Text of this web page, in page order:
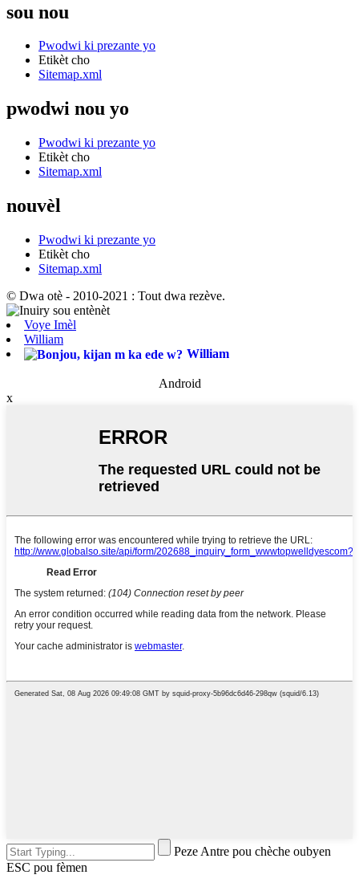
sou nou
Pwodwi ki prezante yo
Etikèt cho
Sitemap.xml
pwodwi nou yo
Pwodwi ki prezante yo
Etikèt cho
Sitemap.xml
nouvèl
Pwodwi ki prezante yo
Etikèt cho
Sitemap.xml
© Dwa otè - 2010-2021 : Tout dwa rezève.
Voye Imèl
William
William
Android
x
Peze Antre pou chèche oubyen
ESC pou fèmen